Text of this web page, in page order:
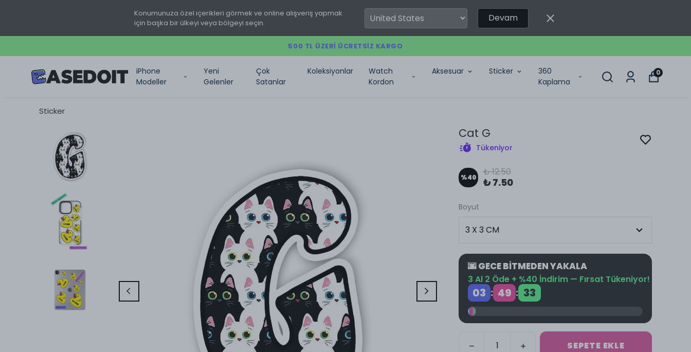
Konumunuza özel içerikleri görmek ve online alışveriş yapmak
için başka bir ülkeyi veya bölgeyi seçin.
Devam
500 TL ÜZERI ÜCRETSIZ KARGO
iPhone
Modeller
Yeni
Gelenler
Çok
Satanlar
Koleksiyonlar
Watch
Kordon
Aksesuar Sticker
360
Kaplama
0
Sticker
Cat G
Tükeniyor
%40 ₺ 12.50
₺ 7.50
Boyut
🌆 GECE BİTMEDEN YAKALA
3 Al 2 Öde + %40 İndirim — Fırsat Tükeniyor!
03 : 49 : 32
SEPETE EKLE